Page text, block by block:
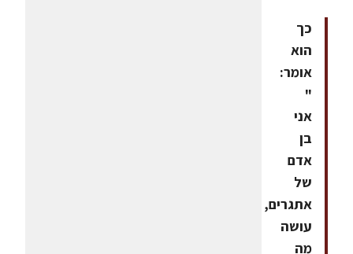
כך
הוא
אומר:
"
אני
בן
אדם
של
אתגרים,
עושה
מה